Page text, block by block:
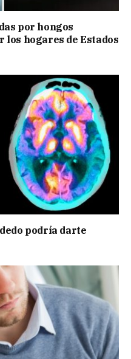
por hongos
hogares de Estados
podría darte